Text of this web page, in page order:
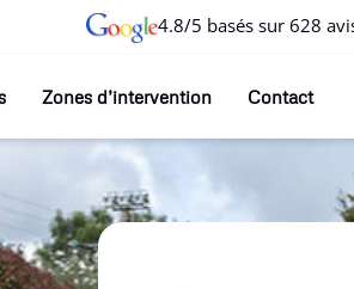
4.8/5 basés sur 628
Zones d’intervention Contact